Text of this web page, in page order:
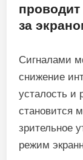
за
Сигналами
снижение
усталость и
становится
зрительное
режим